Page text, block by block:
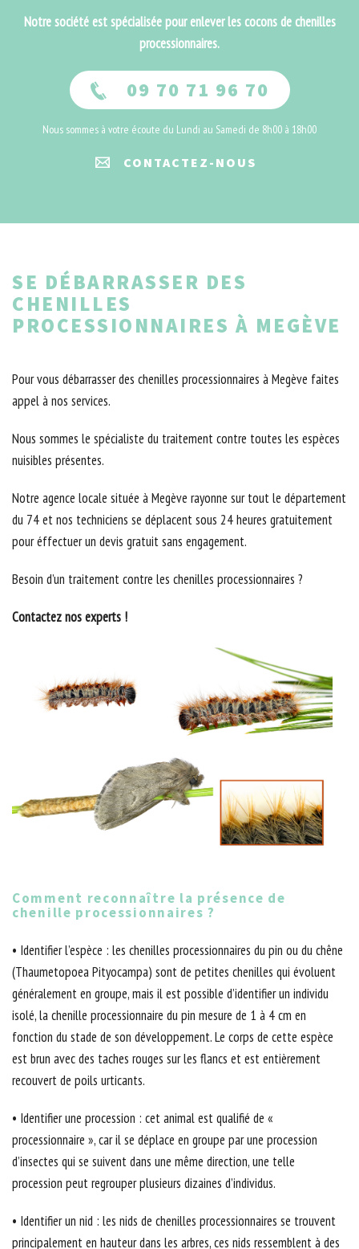
Notre société est spécialisée pour enlever les cocons de chenilles
processionnaires.
09 70 71 96 70
Nous sommes à votre écoute du Lundi au Samedi de 8h00 à 18h00
CONTACTEZ-NOUS
SE DÉBARRASSER DES
CHENILLES
PROCESSIONNAIRES À MEGÈVE
Pour vous débarrasser des chenilles processionnaires à Megève faites
appel à nos services.
Nous sommes le spécialiste du traitement contre toutes les espèces
nuisibles présentes.
Notre agence locale située à Megève rayonne sur tout le département
du 74 et nos techniciens se déplacent sous 24 heures gratuitement
pour éffectuer un devis gratuit sans engagement.
Besoin d’un traitement contre les chenilles processionnaires ?
Contactez nos experts !
Comment reconnaître la présence de
chenille processionnaires ?
• Identifier l’espèce : les chenilles processionnaires du pin ou du chêne
(Thaumetopoea Pityocampa) sont de petites chenilles qui évoluent
généralement en groupe, mais il est possible d’identifier un individu
isolé, la chenille processionnaire du pin mesure de 1 à 4 cm en
fonction du stade de son développement. Le corps de cette espèce
est brun avec des taches rouges sur les flancs et est entièrement
recouvert de poils urticants.
• Identifier une procession : cet animal est qualifié de «
processionnaire », car il se déplace en groupe par une procession
d’insectes qui se suivent dans une même direction, une telle
procession peut regrouper plusieurs dizaines d’individus.
• Identifier un nid : les nids de chenilles processionnaires se trouvent
principalement en hauteur dans les arbres, ces nids ressemblent à des